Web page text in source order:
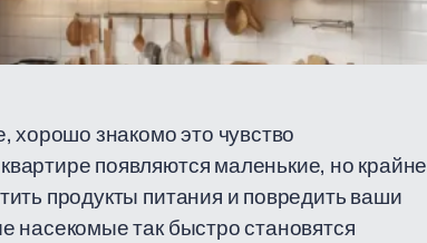
хорошо знакомо это чувство
появляются маленькие, но крайне
продукты питания и повредить ваши
так быстро становятся